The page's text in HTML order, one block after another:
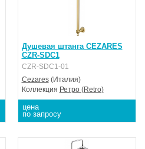
Душевая штанга CEZARES
CZR-SDC1
CZR-SDC1-01
Cezares(Италия)
Коллекция Ретро (Retro)
цена
по запросу